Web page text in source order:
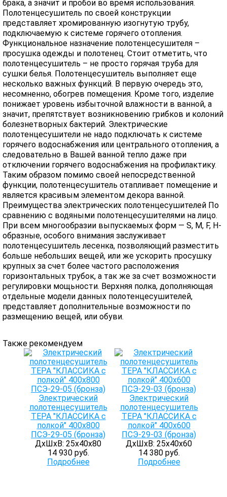
брака, а значит и пробои во время использования.
Полотенцесушитель по своей конструкции
представляет хромированную изогнутую трубу,
подключаемую к системе горячего отопления.
Функциональное назначение полотенцесушителя –
просушка одежды и полотенец. Стоит отметить, что
полотенцесушитель – не просто горячая труба для
сушки белья. Полотенцесушитель выполняет еще
несколько важных функций. В первую очередь это,
несомненно, обогрев помещения. Кроме того, изделие
понижает уровень избыточной влажности в ванной, а
значит, препятствует возникновению грибков и колоний
болезнетворных бактерий. Электрические
полотенцесушители не надо подключать к системе
горячего водоснабжения или центрального отопления, а
следовательно в Вашей ванной тепло даже при
отключении горячего водоснабжения на профилактику.
Таким образом помимо своей непосредственной
функции, полотенцесушитель отапливает помещение и
является красивым элементом декора ванной.
Преимущества электрических полотенцесушителей По
сравнению с водяными полотенцесушителями на лицо.
При всем многообразии выпускаемых форм — S, M, F, H-
образные, особого внимания заслуживает
полотенцесушитель лесенка, позволяющий разместить
больше небольших вещей, или же ускорить просушку
крупных за счет более частого расположения
горизонтальных трубок, а так же за счет возможности
регулировки мощьности. Верхняя полка, дополняющая
отдельные модели данных полотенцесушителей,
представляет дополнительные возможности по
размещению вещей, или обуви.
Также рекомендуем
Электрический
полотенцесушитель
ТЕРА "КЛАССИКА с
полкой" 400х800
ПСЭ-29-05 (бронза)
ДхШхВ: 25х40х80
14 930 руб.
Подробнее
Электрический
полотенцесушитель
ТЕРА "КЛАССИКА с
полкой" 400х600
ПСЭ-29-03 (бронза)
ДхШхВ: 25х40х60
14 380 руб.
Подробнее